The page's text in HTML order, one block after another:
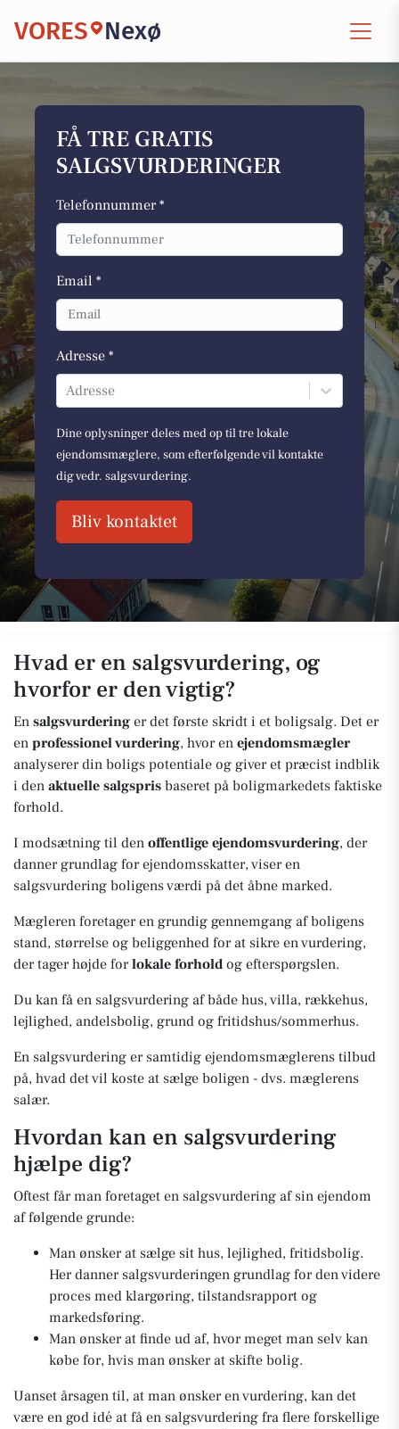
VORES Nexø
FÅ TRE GRATIS
SALGSVURDERINGER
Telefonnummer *
Email *
Adresse *
Adresse
Dine oplysninger deles med op til tre lokale
ejendomsmæglere, som efterfølgende vil kontakte
dig vedr. salgsvurdering.
Bliv kontaktet
Hvad er en salgsvurdering, og
hvorfor er den vigtig?
En salgsvurdering er det første skridt i et boligsalg. Det er
en professionel vurdering, hvor en ejendomsmægler
analyserer din boligs potentiale og giver et præcist indblik
i den aktuelle salgspris baseret på boligmarkedets faktiske
forhold.
I modsætning til den offentlige ejendomsvurdering, der
danner grundlag for ejendomsskatter, viser en
salgsvurdering boligens værdi på det åbne marked.
Mægleren foretager en grundig gennemgang af boligens
stand, størrelse og beliggenhed for at sikre en vurdering,
der tager højde forlokale forhold og efterspørgslen.
Du kan få en salgsvurdering af både hus, villa, rækkehus,
lejlighed, andelsbolig, grund og fritidshus/sommerhus.
En salgsvurdering er samtidig ejendomsmæglerens tilbud
på, hvad det vil koste at sælge boligen - dvs. mæglerens
salær.
Hvordan kan en salgsvurdering
hjælpe dig?
Oftest får man foretaget en salgsvurdering af sin ejendom
af følgende grunde:
Man ønsker at sælge sit hus, lejlighed, fritidsbolig.
Her danner salgsvurderingen grundlag for den videre
proces med klargøring, tilstandsrapport og
markedsføring.
Man ønsker at finde ud af, hvor meget man selv kan
købe for, hvis man ønsker at skifte bolig.
Uanset årsagen til, at man ønsker en vurdering, kan det
være en god idé at få en salgsvurdering fra flere forskellige